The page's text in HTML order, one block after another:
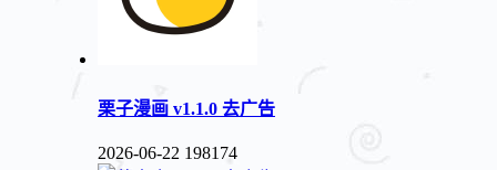
栗子漫画 v1.1.0 去广告
2026-06-22 198174